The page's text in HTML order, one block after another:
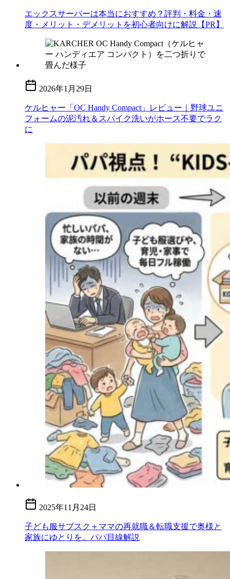
エックスサーバーは本当におすすめ？評判・料金・速
度・メリット・デメリットを初心者向けに解説【PR】
2026年1月29日
ケルヒャー「OC Handy Compact」レビュー｜野球ユニ
フォームの泥汚れ＆スパイク洗いがホース不要でラク
に
2025年11月24日
子ども服サブスク＋ママの再就職＆転職支援で奥様と
家族にゆとりを。パパ目線解説